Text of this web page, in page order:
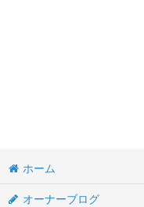
ホーム
オーナーブログ